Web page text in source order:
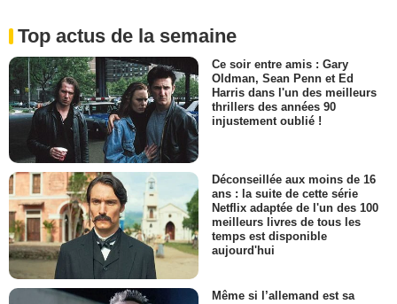
Top actus de la semaine
Ce soir entre amis : Gary
Oldman, Sean Penn et Ed
Harris dans l'un des meilleurs
thrillers des années 90
injustement oublié !
Déconseillée aux moins de 16
ans : la suite de cette série
Netflix adaptée de l'un des 100
meilleurs livres de tous les
temps est disponible
aujourd'hui
Même si l’allemand est sa